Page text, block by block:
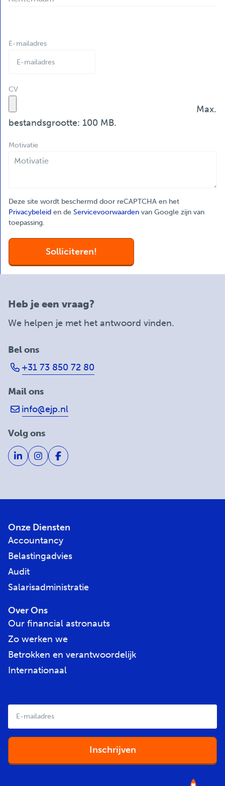
E-mailadres
CV
Max.
bestandsgrootte: 100 MB.
Motivatie
Deze site wordt beschermd door reCAPTCHA en het
Privacybeleid en de Servicevoorwaarden van Google zijn van
toepassing.
Heb je een vraag?
We helpen je met het antwoord vinden.
Bel ons
+31 73 850 72 80
Mail ons
info@ejp.nl
Volg ons
Onze Diensten
Accountancy
Belastingadvies
Audit
Salarisadministratie
Over Ons
Our financial astronauts
Zo werken we
Betrokken en verantwoordelijk
Internationaal
E-
mailadres*